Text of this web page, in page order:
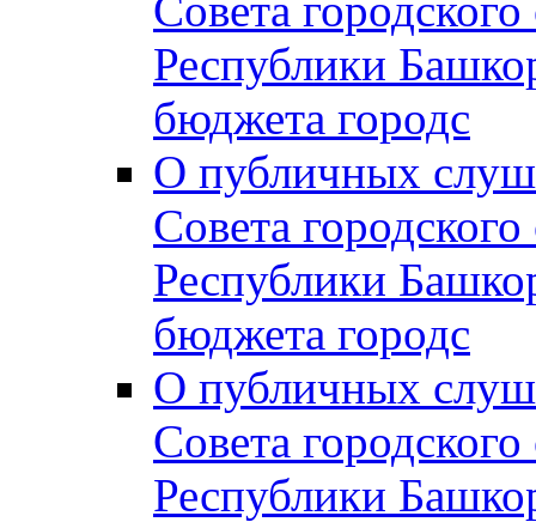
Республики
бюджета городс
О публичных
Совета
Республики
бюджета городс
О публичных
Совета
Республики